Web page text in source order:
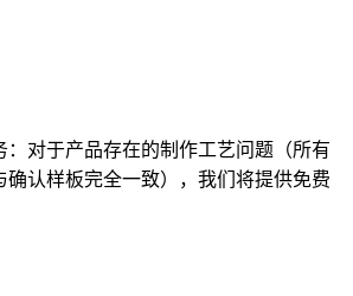
：对于产品存在的制作工艺问题（所有
确认样板完全一致），我们将提供免费